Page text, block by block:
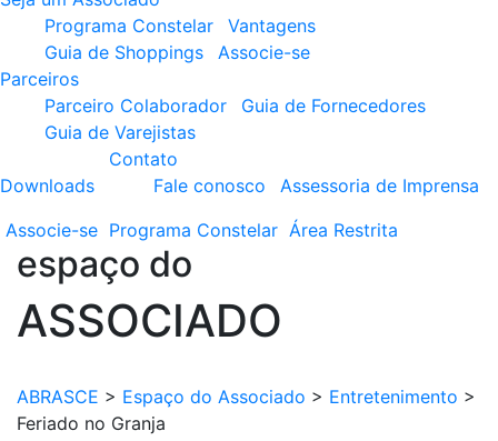
Programa Constelar
Vantagens
Guia de Shoppings
Associe-se
Parceiros
Parceiro Colaborador
Guia de Fornecedores
Guia de Varejistas
Downloads
Contato
Fale conosco
Assessoria de Imprensa
Associe-se Programa Constelar Área Restrita
espaço do
ASSOCIADO
ABRASCE > Espaço do Associado > Entretenimento >
Feriado no Granja